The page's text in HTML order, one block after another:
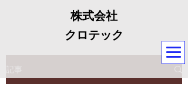
株式会社
クロテック
記事